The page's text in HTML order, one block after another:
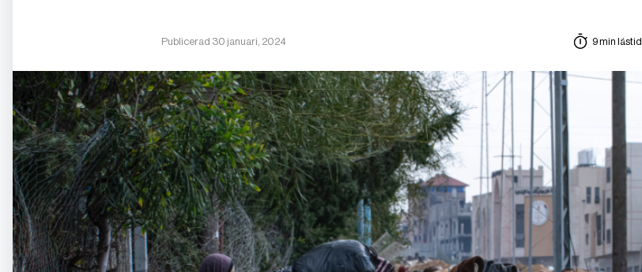
Publicerad 30 januari, 2024 9 min lästid